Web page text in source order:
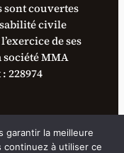
sont couvertes
civile
de ses
MMA
228974
garantir la meilleure
à utiliser ce